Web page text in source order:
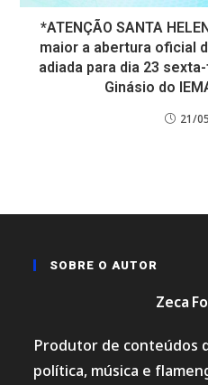
*ATENÇÃO SANTA
maior a abertura oficial
adiada para dia 23
Ginásio do
21/
SOBRE O AUTOR
Zeca
Produtor de conteúdos
política, música e